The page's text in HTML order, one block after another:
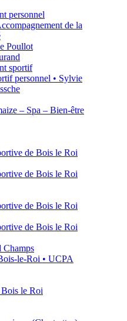
personnel
de la
Poullot
sportif
personnel • Sylvie
– Spa – Bien-être
de Bois le Roi
de Bois le Roi
de Bois le Roi
de Bois le Roi
Champs
le-Roi • UCPA
le Roi